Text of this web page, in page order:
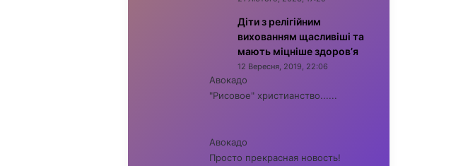
Діти з релігійним
вихованням щасливіші та
мають міцніше здоров’я
12 Вересня, 2019, 22:06
Авокадо
"Рисовое" христианство......
Авокадо
Просто прекрасная новость!